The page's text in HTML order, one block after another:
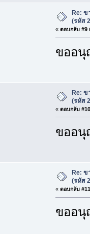
Re: ข
(รหัส
« ตอบกลับ #9
ขออนุ
Re: ข
(รหัส
« ตอบกลับ
ขออนุ
Re: ข
(รหัส
« ตอบกลับ
ขออนุ